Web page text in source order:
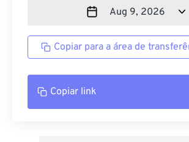
Copiar para a área de
Copiar link